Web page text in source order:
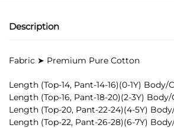
e
:
Description
Fabric ➤ Premium Pure Cotton
Length (Top-14, Pant-14-16)(0-1Y) Body/
Length (Top-16, Pant-18-20)(2-3Y)
Length (Top-20, Pant-22-24)(4-5Y)
Length (Top-22, Pant-26-28)(6-7Y)